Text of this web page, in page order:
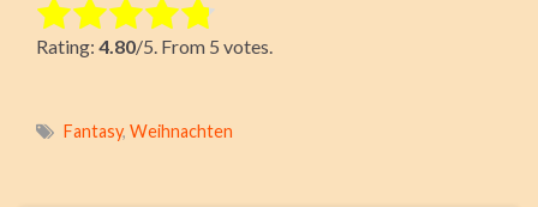
Rate this item:
Submit Rating
Rating: 4.80/5. From 5 votes.
Fantasy, Weihnachten